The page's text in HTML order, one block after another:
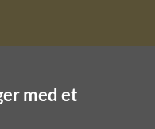
med et